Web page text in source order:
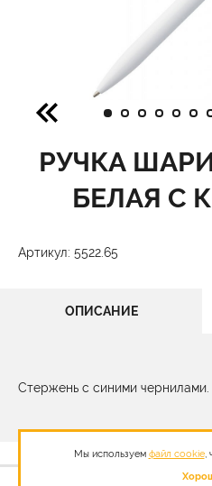
РУЧКА
БЕЛАЯ С
Артикул: 5522.65
ОПИСАНИЕ
Стержень с синими чернилами.
Мы используем файл cookie,